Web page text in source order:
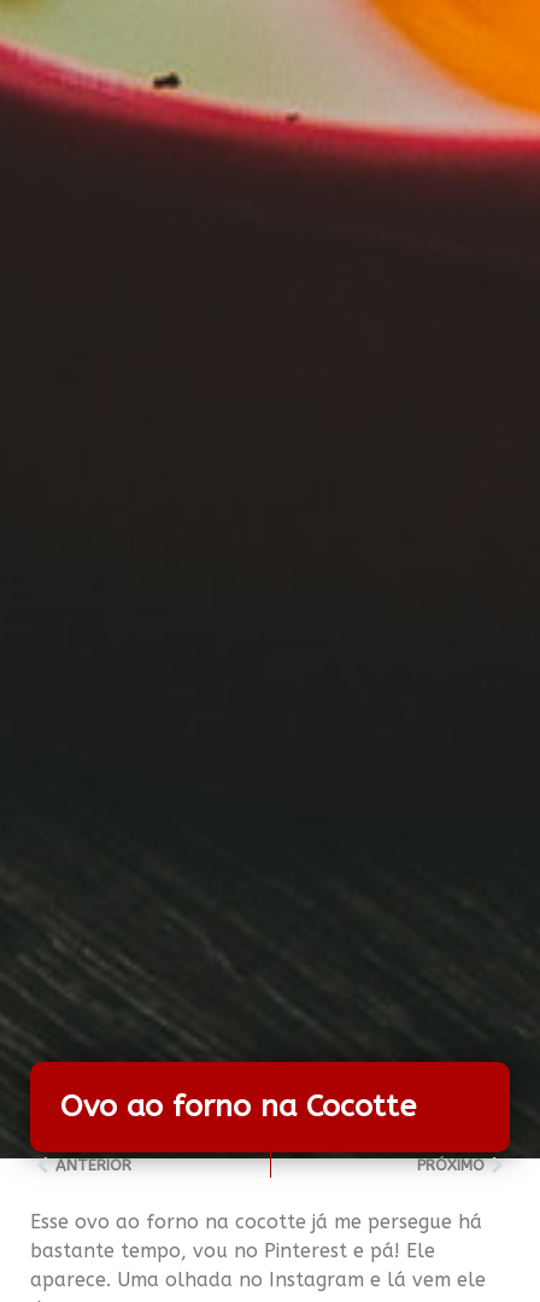
Ovo ao forno na Cocotte
ANTERIOR PRÓXIMO
Esse ovo ao forno na cocotte já me persegue há
bastante tempo, vou no Pinterest e pá! Ele
aparece. Uma olhada no Instagram e lá vem ele